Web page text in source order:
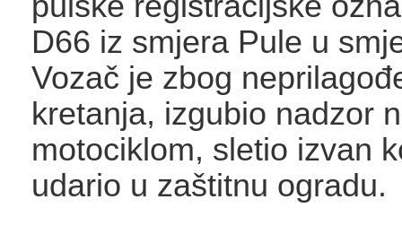
D66 iz smjera Pule u
Vozač je zbog
kretanja, izgubio nadzor
motociklom, sletio izvan
udario u zaštitnu ogradu.